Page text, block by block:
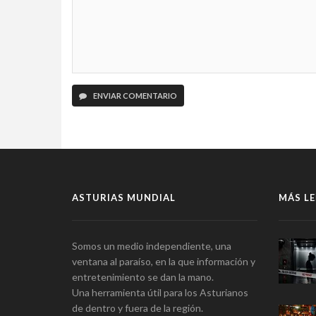
ENVIAR COMENTARIO
ASTURIAS MUNDIAL
Somos un medio independiente, una
ventana al paraíso, en la que información y
entretenimiento se dan la mano.
Una herramienta útil para los Asturianos
de dentro y fuera de la región.
MÁS